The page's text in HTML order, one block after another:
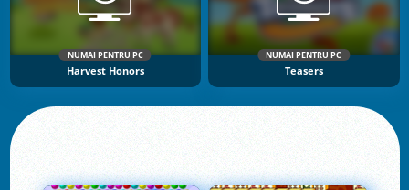
NUMAI PENTRU PC
Harvest Honors
NUMAI PENTRU PC
Teasers